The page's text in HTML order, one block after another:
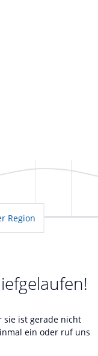
Region
sie ist gerade nicht
ein oder ruf uns